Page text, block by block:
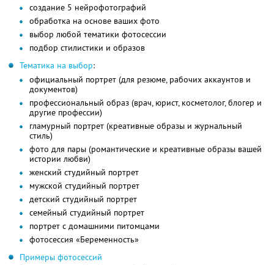
создание 5 нейрофотографий
обработка на основе ваших фото
выбор любой тематики фотосессии
подбор стилистики и образов
Тематика на выбор:
официальный портрет (для резюме, рабочих аккаунтов и
документов)
профессиональный образ (врач, юрист, косметолог, блогер и
другие профессии)
гламурный портрет (креативные образы и журнальный
стиль)
фото для пары (романтические и креативные образы вашей
истории любви)
женский студийный портрет
мужской студийный портрет
детский студийный портрет
семейный студийный портрет
портрет с домашними питомцами
фотосессия «Беременность»
Примеры фотосессий